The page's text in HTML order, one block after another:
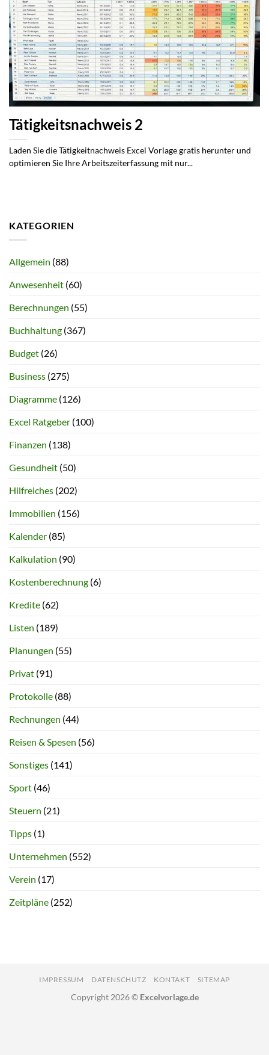
Tätigkeitsnachweis 2
Laden Sie die Tätigkeitnachweis Excel Vorlage gratis herunter und
optimieren Sie Ihre Arbeitszeiterfassung mit nur...
KATEGORIEN
Allgemein (88)
Anwesenheit (60)
Berechnungen (55)
Buchhaltung (367)
Budget (26)
Business (275)
Diagramme (126)
Excel Ratgeber (100)
Finanzen (138)
Gesundheit (50)
Hilfreiches (202)
Immobilien (156)
Kalender (85)
Kalkulation (90)
Kostenberechnung (6)
Kredite (62)
Listen (189)
Planungen (55)
Privat (91)
Protokolle (88)
Rechnungen (44)
Reisen & Spesen (56)
Sonstiges (141)
Sport (46)
Steuern (21)
Tipps (1)
Unternehmen (552)
Verein (17)
Zeitpläne (252)
IMPRESSUM DATENSCHUTZ KONTAKT SITEMAP
Copyright 2026 © Excelvorlage.de